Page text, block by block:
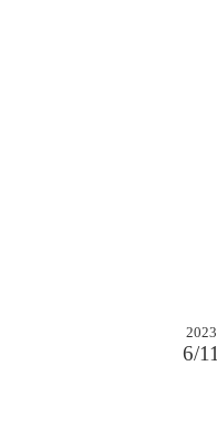
2023
6/11